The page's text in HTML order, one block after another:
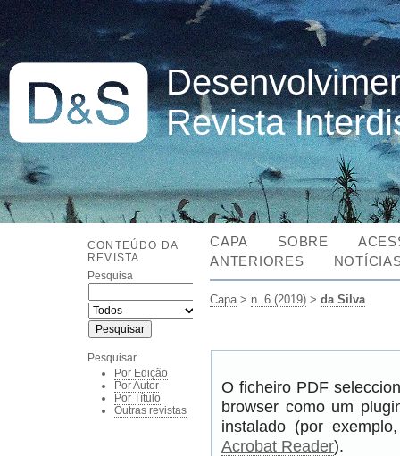
Revista
CONTEÚDO DA
REVISTA
Pesquisa
Pesquisar
Por Edição
Por Autor
Por Título
Outras revistas
CAPA SOBRE
ANTERIORES
Capa > n. 6 (2019) >da Silva
O ficheiro PDF
browser como um
instalado (por
Acrobat Reader).